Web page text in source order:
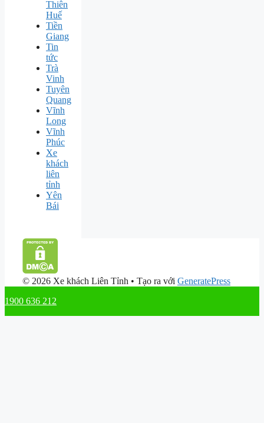
Thiên
Huế
Tiền
Giang
Tin
tức
Trà
Vinh
Tuyên
Quang
Vĩnh
Long
Vĩnh
Phúc
Xe
khách
liên
tỉnh
Yên
Bái
© 2026 Xe khách Liên Tỉnh • Tạo ra với GeneratePress
1900 636 212